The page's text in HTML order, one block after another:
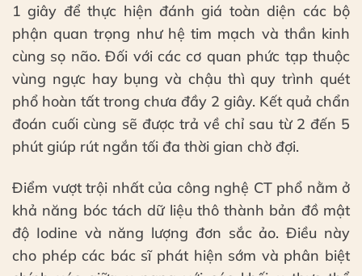
1 giây để thực hiện đánh giá toàn diện các bộ
phận quan trọng như hệ tim mạch và thần kinh
cùng sọ não. Đối với các cơ quan phức tạp thuộc
vùng ngực hay bụng và chậu thì quy trình quét
phổ hoàn tất trong chưa đầy 2 giây. Kết quả chẩn
đoán cuối cùng sẽ được trả về chỉ sau từ 2 đến 5
phút giúp rút ngắn tối đa thời gian chờ đợi.
Điểm vượt trội nhất của công nghệ CT phổ nằm ở
khả năng bóc tách dữ liệu thô thành bản đồ mật
độ Iodine và năng lượng đơn sắc ảo. Điều này
cho phép các bác sĩ phát hiện sớm và phân biệt